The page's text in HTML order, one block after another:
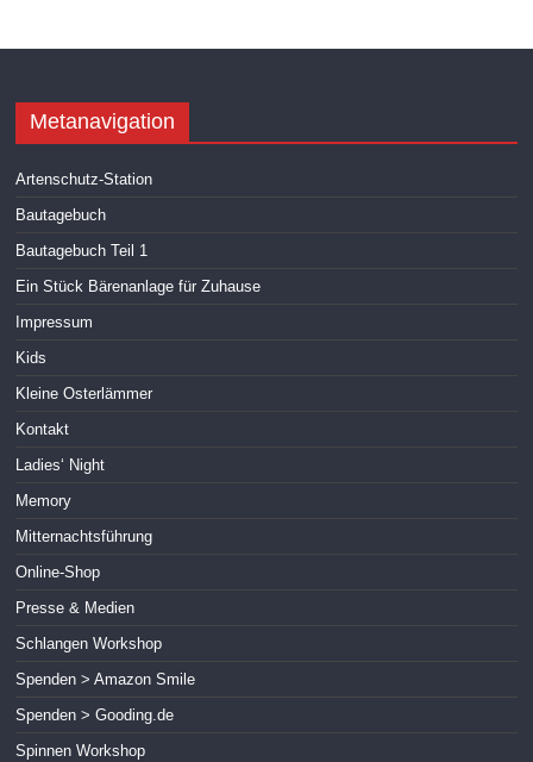
Metanavigation
Artenschutz-Station
Bautagebuch
Bautagebuch Teil 1
Ein Stück Bärenanlage für Zuhause
Impressum
Kids
Kleine Osterlämmer
Kontakt
Ladies‘ Night
Memory
Mitternachtsführung
Online-Shop
Presse & Medien
Schlangen Workshop
Spenden > Amazon Smile
Spenden > Gooding.de
Spinnen Workshop